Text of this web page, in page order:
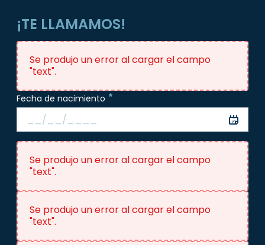
¡TE LLAMAMOS!
Se produjo un error al cargar el campo
"text".
Fecha de nacimiento
Se produjo un error al cargar el campo
"text".
Se produjo un error al cargar el campo
"text".